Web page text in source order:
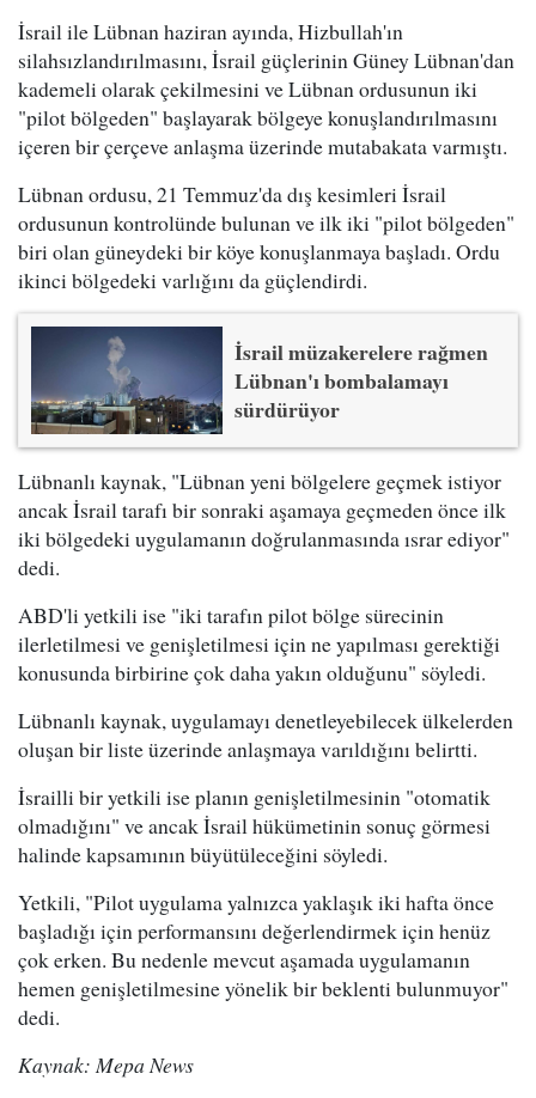
İsrail ile Lübnan haziran ayında, Hizbullah'ın
silahsızlandırılmasını, İsrail güçlerinin Güney Lübnan'dan
kademeli olarak çekilmesini ve Lübnan ordusunun iki
"pilot bölgeden" başlayarak bölgeye konuşlandırılmasını
içeren bir çerçeve anlaşma üzerinde mutabakata varmıştı.
Lübnan ordusu, 21 Temmuz'da dış kesimleri İsrail
ordusunun kontrolünde bulunan ve ilk iki "pilot bölgeden"
biri olan güneydeki bir köye konuşlanmaya başladı. Ordu
ikinci bölgedeki varlığını da güçlendirdi.
İsrail müzakerelere rağmen
Lübnan'ı bombalamayı
sürdürüyor
Lübnanlı kaynak, "Lübnan yeni bölgelere geçmek istiyor
ancak İsrail tarafı bir sonraki aşamaya geçmeden önce ilk
iki bölgedeki uygulamanın doğrulanmasında ısrar ediyor"
dedi.
ABD'li yetkili ise "iki tarafın pilot bölge sürecinin
ilerletilmesi ve genişletilmesi için ne yapılması gerektiği
konusunda birbirine çok daha yakın olduğunu" söyledi.
Lübnanlı kaynak, uygulamayı denetleyebilecek ülkelerden
oluşan bir liste üzerinde anlaşmaya varıldığını belirtti.
İsrailli bir yetkili ise planın genişletilmesinin "otomatik
olmadığını" ve ancak İsrail hükümetinin sonuç görmesi
halinde kapsamının büyütüleceğini söyledi.
Yetkili, "Pilot uygulama yalnızca yaklaşık iki hafta önce
başladığı için performansını değerlendirmek için henüz
çok erken. Bu nedenle mevcut aşamada uygulamanın
hemen genişletilmesine yönelik bir beklenti bulunmuyor"
dedi.
Kaynak: Mepa News